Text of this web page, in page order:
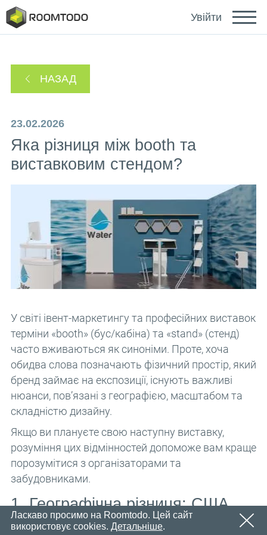
Зайти за допомогою
Email
Пароль
OK
Дякуємо за реєстрацію
Незабаром ми надішлемо електронний лист із
листі, щоб активувати свій обліковий запис
OK
Посилання для відновлення пароля надіслано
на ваш email.
OK
Увійти
НАЗАД
23.02.2026
Яка різниця між booth та
виставковим стендом?
У світі івент-маркетингу та професійних виставок
терміни «booth» (бус/кабіна) та «stand» (стенд)
часто вживаються як синоніми. Проте, хоча
обидва слова позначають фізичний простір, який
бренд займає на експозиції, існують важливі
нюанси, пов’язані з географією, масштабом та
складністю дизайну.
Якщо ви плануєте свою наступну виставку,
розуміння цих відмінностей допоможе вам краще
порозумітися з організаторами та
забудовниками.
1. Географічна різниця: США
проти Європи
Ласкаво просимо на Roomtodo. Цей сайт
використовує cookies. Детальніше.